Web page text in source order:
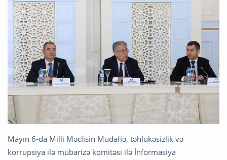
Mayın 6-da Milli Məclisin Müdafiə, təhlükəsizlik və
korrupsiya ilə mübarizə komitəsi ilə İnformasiya